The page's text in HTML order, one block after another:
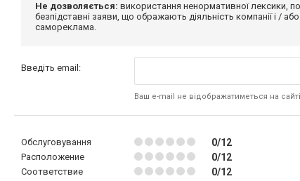
Не дозволяється: використання ненормативної лексики,
безпідставні заяви, що ображають діяльність компанії і /
самореклама.
Введіть email:
Ваш e-mail не відображатиметься на сайті
Обслуговування 0/12
Расположение 0/12
Соответствие 0/12